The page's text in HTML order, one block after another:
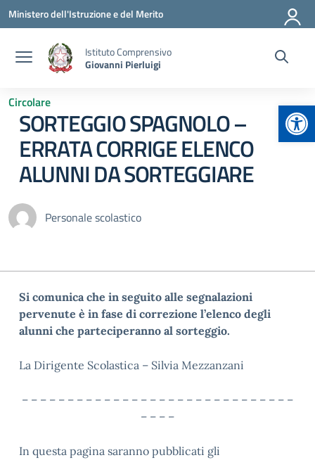
Vai ai contenuti
Vai al menu di navigazione
Vai al footer
Ministero dell'Istruzione e del Merito
Istituto Comprensivo
Giovanni Pierluigi
Circolare
SORTEGGIO SPAGNOLO –
ERRATA CORRIGE ELENCO
ALUNNI DA SORTEGGIARE
Personale scolastico
Si comunica che in seguito alle segnalazioni
pervenute è in fase di correzione l’elenco degli
alunni che parteciperanno al sorteggio.
La Dirigente Scolastica – Silvia Mezzanzani
– – – – – – – – – – – – – – – – – – – – – – – – – – – – – –
– – – –
In questa pagina saranno pubblicati gli